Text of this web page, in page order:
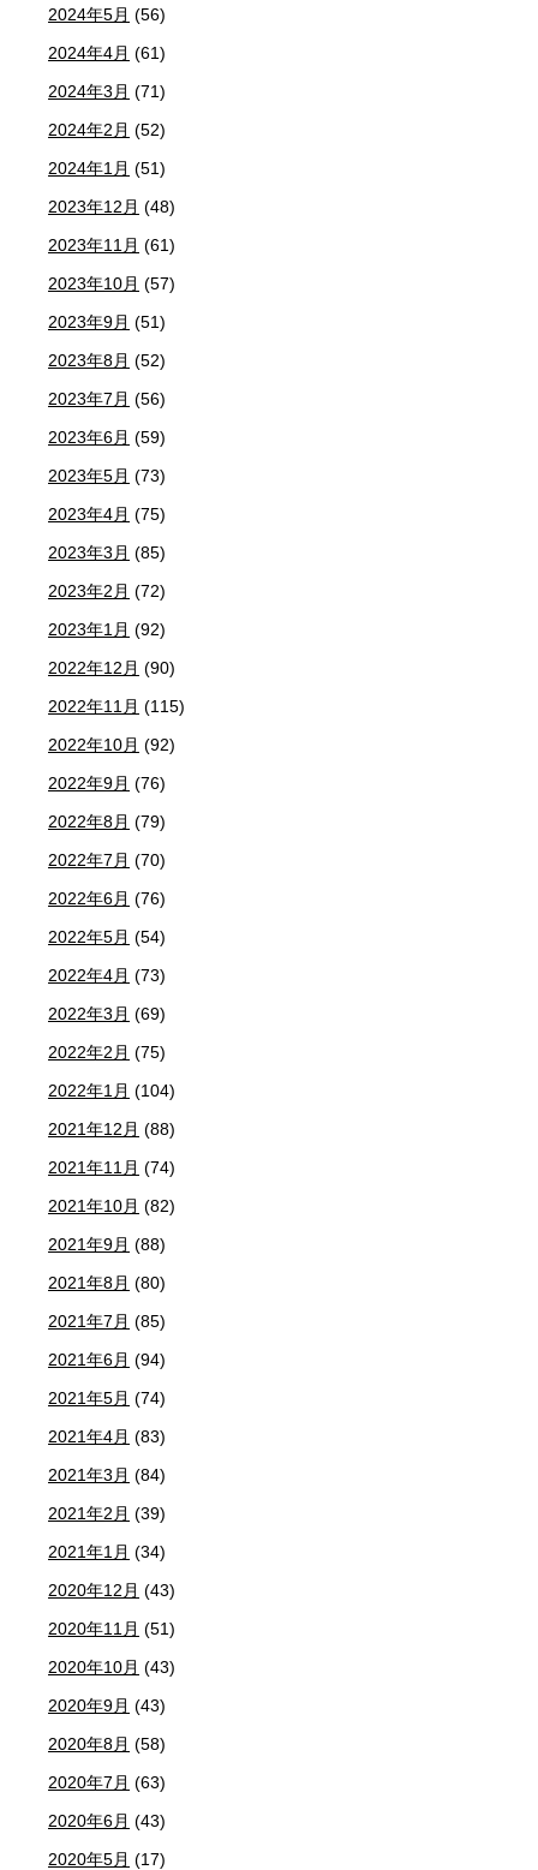
2024年5月 (56)
2024年4月 (61)
2024年3月 (71)
2024年2月 (52)
2024年1月 (51)
2023年12月 (48)
2023年11月 (61)
2023年10月 (57)
2023年9月 (51)
2023年8月 (52)
2023年7月 (56)
2023年6月 (59)
2023年5月 (73)
2023年4月 (75)
2023年3月 (85)
2023年2月 (72)
2023年1月 (92)
2022年12月 (90)
2022年11月 (115)
2022年10月 (92)
2022年9月 (76)
2022年8月 (79)
2022年7月 (70)
2022年6月 (76)
2022年5月 (54)
2022年4月 (73)
2022年3月 (69)
2022年2月 (75)
2022年1月 (104)
2021年12月 (88)
2021年11月 (74)
2021年10月 (82)
2021年9月 (88)
2021年8月 (80)
2021年7月 (85)
2021年6月 (94)
2021年5月 (74)
2021年4月 (83)
2021年3月 (84)
2021年2月 (39)
2021年1月 (34)
2020年12月 (43)
2020年11月 (51)
2020年10月 (43)
2020年9月 (43)
2020年8月 (58)
2020年7月 (63)
2020年6月 (43)
2020年5月 (17)